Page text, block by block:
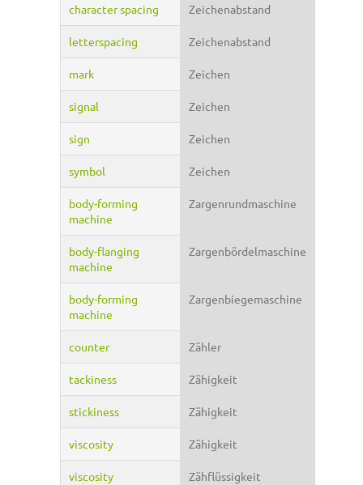
character spacing Zeichenabstand
letterspacing Zeichenabstand
mark Zeichen
signal Zeichen
sign Zeichen
symbol Zeichen
body-forming
machine
Zargenrundmaschine
body-flanging
machine
Zargenbördelmaschine
body-forming
machine
Zargenbiegemaschine
counter Zähler
tackiness Zähigkeit
stickiness Zähigkeit
viscosity Zähigkeit
viscosity Zähflüssigkeit